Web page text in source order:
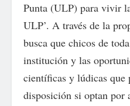
Punta (ULP) para vivir
ULP’. A través de la
busca que chicos de
institución y las
científicas y lúdicas que
disposición si optan por